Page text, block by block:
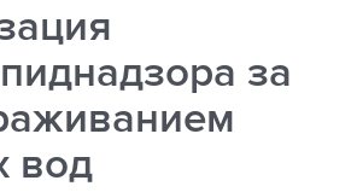
за
вод